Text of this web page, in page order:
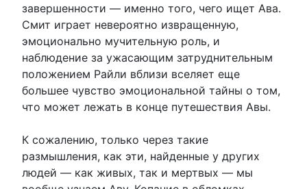
завершенности — именно того, чего ищет Ава.
Смит играет невероятно извращенную,
эмоционально мучительную роль, и
наблюдение за ужасающим затруднительным
положением Райли вблизи вселяет еще
большее чувство эмоциональной тайны о том,
что может лежать в конце путешествия Авы.
К сожалению, только через такие
размышления, как эти, найденные у других
людей — как живых, так и мертвых — мы